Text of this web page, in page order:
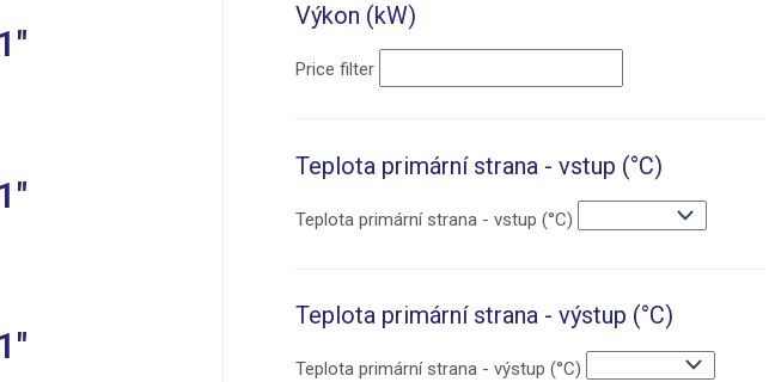
Výkon (kW)
Price filter
Teplota primární strana - vstup (°C)
Teplota primární strana - vstup (°C)
Teplota primární strana - výstup (°C)
Teplota primární strana - výstup (°C)